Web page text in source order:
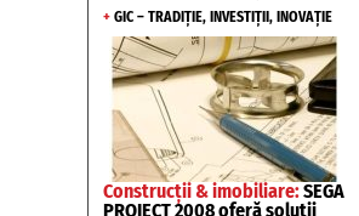
+ GIC – TRADIȚIE, INVESTIȚII, INOVAȚIE
Construcții & imobiliare:SEGA
PROIECT 2008 oferă soluții